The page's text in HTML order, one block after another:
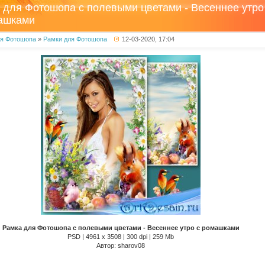
для Фотошопа с полевыми цветами - Весеннее утро
Фотошопа » Рамки для Фотошопа 12-03-2020, 17:04
Рамка для Фотошопа с полевыми цветами - Весеннее утро с ромашками
PSD | 4961 х 3508 | 300 dpi | 259 Mb
Автор: sharov08